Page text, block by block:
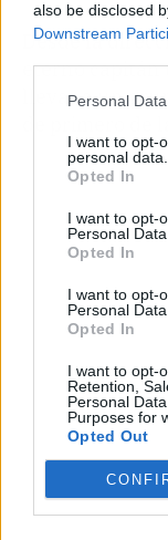
also be disclosed
Downstream
Personal
I want to opt-
personal data.
Opted In
I want to opt-
Personal Data.
Opted In
I want to opt-
Personal
Opted In
I want to opt-
Retention,
Personal
Purposes for
Opted Out
Desde la
eterno
llevar a un